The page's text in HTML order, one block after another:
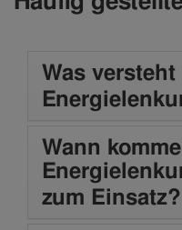
Was
Wann
zum Einsatz?